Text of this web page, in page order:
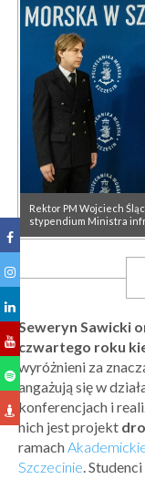
Rektor PM Wojciech
stypendium Ministra
Seweryn Sawicki
czwartego roku
wyróżnieni za
angażują się w
konferencjach i
nich jest projekt
ramach
Szczecinie.